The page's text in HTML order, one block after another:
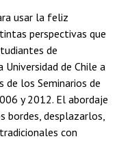
usar la feliz
perspectivas que
de
de Chile a
los Seminarios de
y 2012. El abordaje
bordes, desplazarlos,
con